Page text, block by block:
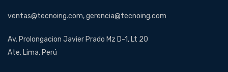
ventas@tecnoing.com, gerencia@tecnoing.com
Av. Prolongacion Javier Prado Mz D-1, Lt 20
Ate, Lima, Perú